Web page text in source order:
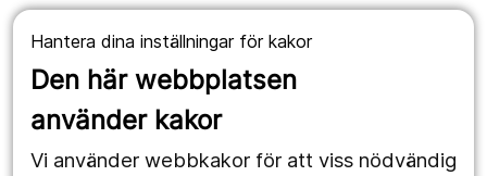
Hantera dina inställningar för kakor
Den här webbplatsen
använder kakor
Vi använder webbkakor för att viss nödvändig
Våra webbplatser
1177.se